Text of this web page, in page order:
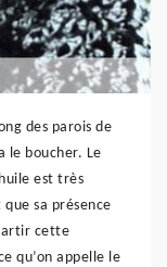
des parois de
le boucher. Le
est très
sa présence
cette
qu’on appelle le